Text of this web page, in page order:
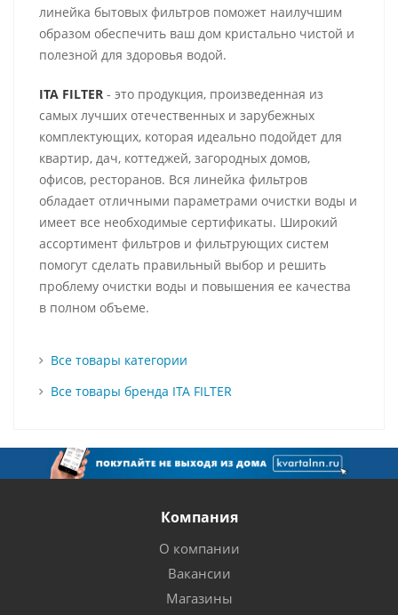
линейка бытовых фильтров поможет наилучшим
образом обеспечить ваш дом кристально чистой и
полезной для здоровья водой.
ITA FILTER - это продукция, произведенная из
самых лучших отечественных и зарубежных
комплектующих, которая идеально подойдет для
квартир, дач, коттеджей, загородных домов,
офисов, ресторанов. Вся линейка фильтров
обладает отличными параметрами очистки воды и
имеет все необходимые сертификаты. Широкий
ассортимент фильтров и фильтрующих систем
помогут сделать правильный выбор и решить
проблему очистки воды и повышения ее качества
в полном объеме.
Все товары категории
Все товары бренда ITA FILTER
Компания
О компании
Вакансии
Магазины